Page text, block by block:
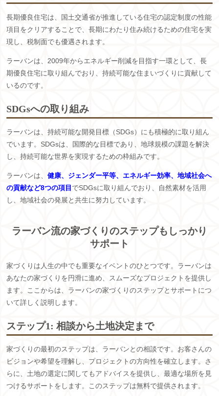
長期優良住宅は、国土交通省が推進している住宅の認定制度の性能
項目をクリアすることで、長期にわたり住み続けるための住宅を実
現し、税制面でも優遇されます。
ラーバンは、2009年からエネルギー削減を目指す一環として、長
期優良住宅に取り組んでおり、持続可能な住まいづくりに貢献して
いるのです。
SDGsへの取り組み
ラーバンは、持続可能な開発目標（SDGs）にも積極的に取り組ん
でいます。SDGsは、国際的な目標であり、地球規模の課題を解決
し、持続可能な世界を実現するための枠組みです。
ラーバンは、健康、ジェンダー平等、エネルギー効率、地域社会へ
の貢献など8つの項目 でSDGsに取り組んでおり、自然素材を活用
し、地域社会の発展と共生に努力しています。
ラーバン流の家づくりのステップもしっかり
サポート
家づくりは人生の中でも重要なイベントのひとつです。ラーバンは
あなたの家づくりを円滑に進め、スムーズなプロジェクトを提供し
ます。ここからは、ラーバンの家づくりのステップとサポートにつ
いて詳しく説明します。
ステップ1: 相談から土地決定まで
家づくりの最初のステップは、ラーバンとの相談です。お客さんの
ビジョンや希望を理解し、プロジェクトの方向性を確立します。さ
らに、土地の選定に関してもアドバイスを提供し、最適な場所を見
つけるサポートをします。このステップは無料で提供されます。